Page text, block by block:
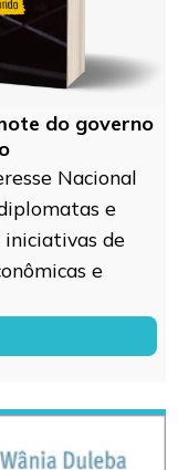
do governo
Nacional
e
de
e